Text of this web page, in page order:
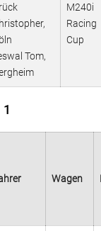
Tom,
M240i
Racing
Cup
Wagen